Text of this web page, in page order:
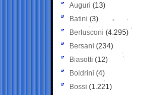
Auguri (13)
Batini (3)
Berlusconi (4.295)
Bersani (234)
Biasotti (12)
Boldrini (4)
Bossi (1.221)